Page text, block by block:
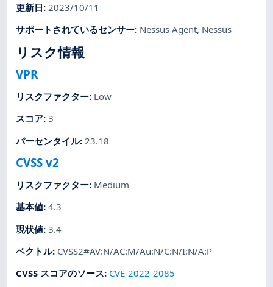
更新日: 2023/10/11
サポートされているセンサー: Nessus Agent, Nessus
リスク情報
VPR
リスクファクター: Low
スコア:3
パーセンタイル: 23.18
CVSS v2
リスクファクター: Medium
基本値:4.3
現状値:3.4
ベクトル: CVSS2#AV:N/AC:M/Au:N/C:N/I:N/A:P
CVSS スコアのソース: CVE-2022-2085